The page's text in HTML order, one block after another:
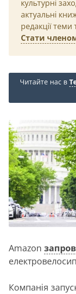
культурні
актуальні
редакції
Стати
Читайте нас в
Amazon
Компанія